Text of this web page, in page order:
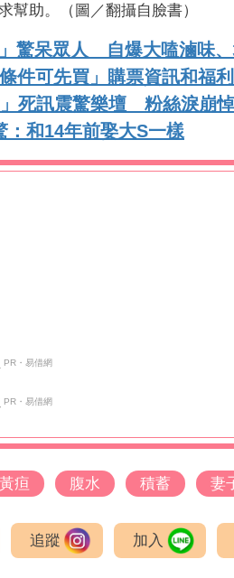
幫助。（圖／翻攝自臉書）
驚呆眾人 自爆大嗑滷味
件可先買」購票資訊和福
死訊震驚樂壇 粉絲淚崩
：和14年前娶大S一樣
PR・易借網
PR・易借網
黃疸 腹水 積蓄 妻
追蹤 加入